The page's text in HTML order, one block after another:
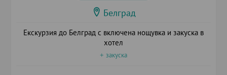
Белград
Екскурзия до Белград с включена нощувка и закуска в
хотел
+ закуска